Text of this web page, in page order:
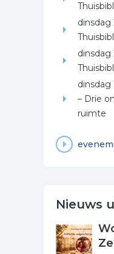
dinsdag
– Drie
ruimte
Nieuws